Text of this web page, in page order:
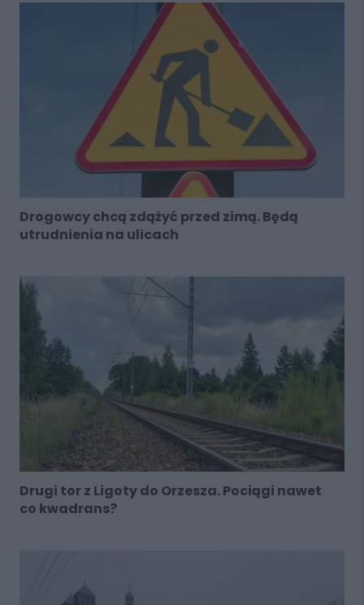
Drogowcy chcą zdążyć przed zimą. Będą
utrudnienia na ulicach
Drugi tor z Ligoty do Orzesza. Pociągi nawet
co kwadrans?